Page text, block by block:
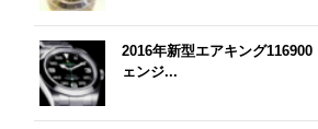
2016年新型エアキング
ェンジ...